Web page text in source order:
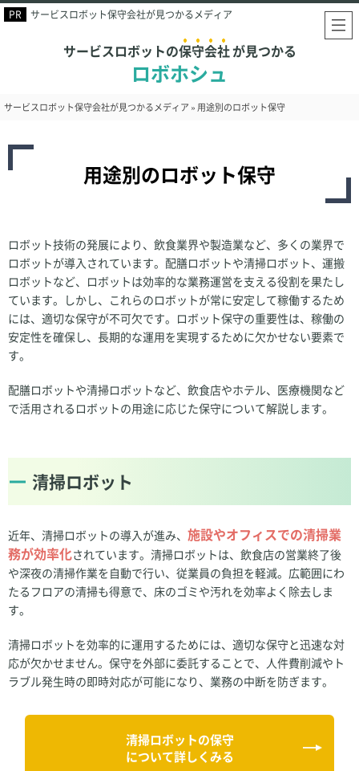
サービスロボット保守会社が見つかるメディア
サービスロボットの保守会社が見つかる
ロボホシュ
サービスロボット保守会社が見つかるメディア » 用途別のロボット保守
用途別のロボット保守
ロボット技術の発展により、飲食業界や製造業など、多くの業界で
ロボットが導入されています。配膳ロボットや清掃ロボット、運搬
ロボットなど、ロボットは効率的な業務運営を支える役割を果たし
ています。しかし、これらのロボットが常に安定して稼働するため
には、適切な保守が不可欠です。ロボット保守の重要性は、稼働の
安定性を確保し、長期的な運用を実現するために欠かせない要素で
す。
配膳ロボットや清掃ロボットなど、飲食店やホテル、医療機関など
で活用されるロボットの用途に応じた保守について解説します。
清掃ロボット
近年、清掃ロボットの導入が進み、 施設やオフィスでの清掃業
務が効率化されています。清掃ロボットは、飲食店の営業終了後
や深夜の清掃作業を自動で行い、従業員の負担を軽減。広範囲にわ
たるフロアの清掃も得意で、床のゴミや汚れを効率よく除去しま
す。
清掃ロボットを効率的に運用するためには、適切な保守と迅速な対
応が欠かせません。保守を外部に委託することで、人件費削減やト
ラブル発生時の即時対応が可能になり、業務の中断を防ぎます。
清掃ロボットの保守
について詳しくみる